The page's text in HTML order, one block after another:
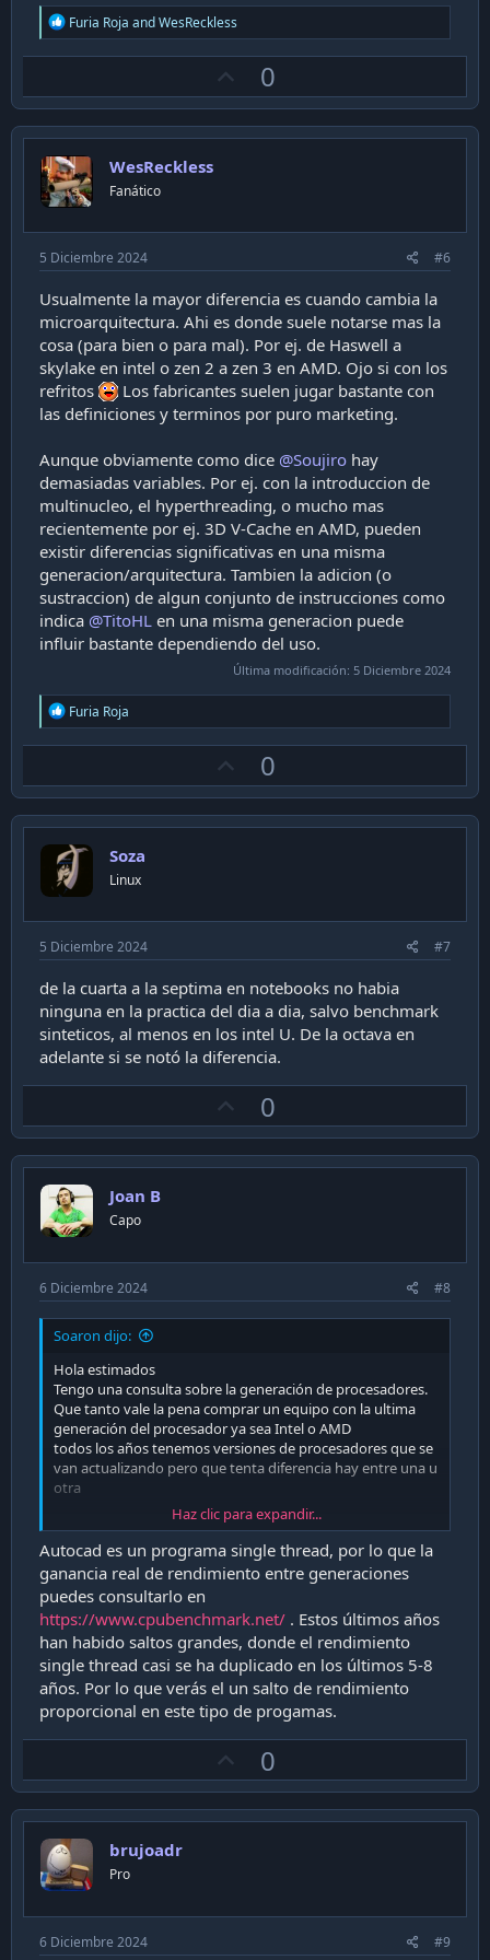
R
e
a
i
o
n
s
:
Furia Roja andWesReckless
p
v
0
WesReckless
Fanático
5 Diciembre 2024 #6
Usualmente la mayor diferencia es cuando cambia la
microarquitectura. Ahi es donde suele notarse mas la
cosa (para bien o para mal). Por ej. de Haswell a
skylake en intel o zen 2 a zen 3 en AMD. Ojo si con los
refritos
Los fabricantes suelen jugar bastante con
las definiciones y terminos por puro marketing.
Aunque obviamente como dice @Soujiro hay
demasiadas variables. Por ej. con la introduccion de
multinucleo, el hyperthreading, o mucho mas
recientemente por ej. 3D V-Cache en AMD, pueden
existir diferencias significativas en una misma
generacion/arquitectura. Tambien la adicion (o
sustraccion) de algun conjunto de instrucciones como
indica @TitoHL en una misma generacion puede
influir bastante dependiendo del uso.
Última modificación: 5 Diciembre 2024
R
e
a
i
o
n
s
:
Furia Roja
p
v
0
Soza
Linux
5 Diciembre 2024 #7
de la cuarta a la septima en notebooks no habia
ninguna en la practica del dia a dia, salvo benchmark
sinteticos, al menos en los intel U. De la octava en
adelante si se notó la diferencia.
p
v
0
Joan B
Capo
6 Diciembre 2024 #8
Soaron dijo:
Hola estimados
Tengo una consulta sobre la generación de procesadores.
Que tanto vale la pena comprar un equipo con la ultima
generación del procesador ya sea Intel o AMD
todos los años tenemos versiones de procesadores que se
van actualizando pero que tenta diferencia hay entre una u
otra
actualmente tengo un legión 5 de 11va gen Intel i7 y una
Surface de 8va. i5 pero para productividad y trabajos
ambos equipos funciona igual y me cumplen con los
trabajos realizados (Trabajos en cad 3d -visualización y
bases de datos ). es mas en el trabajo (constructora) la
mayoría de los equipos que se usan para producción son
equipos con procesadores de 7ma gen intel i5 / i7 .
este año estaba terminando Electricidad Industrial y para
los trabajos con autocad en el laboratorio se utilizaban
equipos integrados con Procesadores i5 de 5ta y 6ta gen.
Mi pregunta es que diferencia hay de rendimiento
operativo entre un procesador de 6ta o uno de decima
gen.
Haz clic para expandir...
Autocad es un programa single thread, por lo que la
ganancia real de rendimiento entre generaciones
puedes consultarlo en
https://www.cpubenchmark.net/ . Estos últimos años
han habido saltos grandes, donde el rendimiento
single thread casi se ha duplicado en los últimos 5-8
años. Por lo que verás el un salto de rendimiento
proporcional en este tipo de progamas.
p
v
0
brujoadr
Pro
6 Diciembre 2024 #9